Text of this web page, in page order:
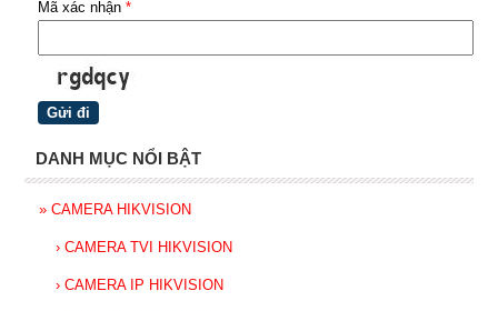
Mã xác nhận *
DANH MỤC NỔI BẬT
» CAMERA HIKVISION
› CAMERA TVI HIKVISION
› CAMERA IP HIKVISION